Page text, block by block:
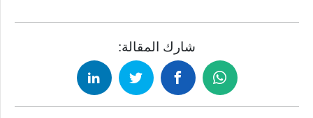
شارك المقالة: